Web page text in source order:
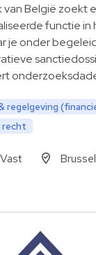
van België zoekt
functie in
je onder
regelgeving
recht
Vast
Brussel